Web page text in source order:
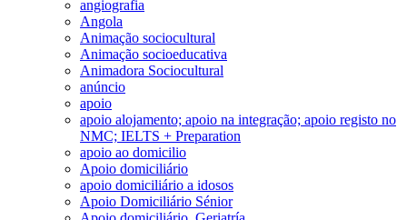
angiografia
Angola
Animação sociocultural
Animação socioeducativa
Animadora Sociocultural
anúncio
apoio
apoio alojamento; apoio na integração; apoio registo no
NMC; IELTS + Preparation
apoio ao domicilio
Apoio domiciliário
apoio domiciliário a idosos
Apoio Domiciliário Sénior